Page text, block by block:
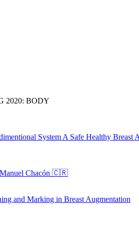
2020: BODY
System A Safe Healthy Breast
Manuel Chacón 🇨🇷
and Marking in Breast Augmentation